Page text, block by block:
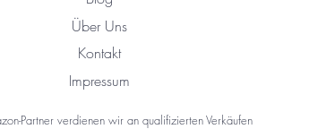
Über Uns
Kontakt
Partner verdienen wir an qualifizierten Verkäufen
Impressum